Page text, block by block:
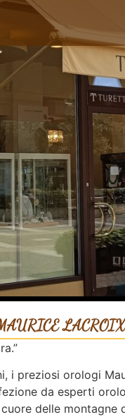
LACROIX
i preziosi orologi
da esperti
delle montagne